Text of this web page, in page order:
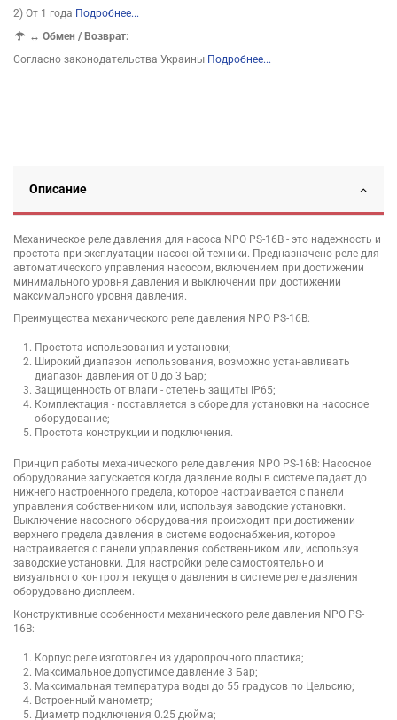
2) От 1 года Подробнее...
↔Обмен / Возврат:
Согласно законодательства Украины Подробнее...
Описание
Механическое реле давления для насоса NPO PS-16B - это надежность и
простота при эксплуатации насосной техники. Предназначено реле для
автоматического управления насосом, включением при достижении
минимального уровня давления и выключении при достижении
максимального уровня давления.
Преимущества механического реле давления NPO PS-16B:
Простота использования и установки;
Широкий диапазон использования, возможно устанавливать
диапазон давления от 0 до 3 Бар;
Защищенность от влаги - степень защиты IP65;
Комплектация - поставляется в сборе для установки на насосное
оборудование;
Простота конструкции и подключения.
Принцип работы механического реле давления NPO PS-16B: Насосное
оборудование запускается когда давление воды в системе падает до
нижнего настроенного предела, которое настраивается с панели
управления собственником или, используя заводские установки.
Выключение насосного оборудования происходит при достижении
верхнего предела давления в системе водоснабжения, которое
настраивается с панели управления собственником или, используя
заводские установки. Для настройки реле самостоятельно и
визуального контроля текущего давления в системе реле давления
оборудовано дисплеем.
Конструктивные особенности механического реле давления NPO PS-
16B:
Корпус реле изготовлен из ударопрочного пластика;
Максимальное допустимое давление 3 Бар;
Максимальная температура воды до 55 градусов по Цельсию;
Встроенный манометр;
Диаметр подключения 0.25 дюйма;